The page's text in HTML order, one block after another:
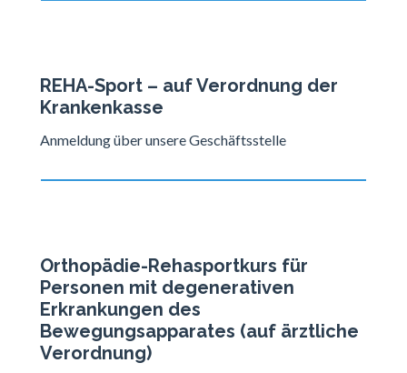
REHA-Sport – auf Verordnung der
Krankenkasse
Anmeldung über unsere Geschäftsstelle
Orthopädie-Rehasportkurs für
Personen mit degenerativen
Erkrankungen des
Bewegungsapparates (auf ärztliche
Verordnung)